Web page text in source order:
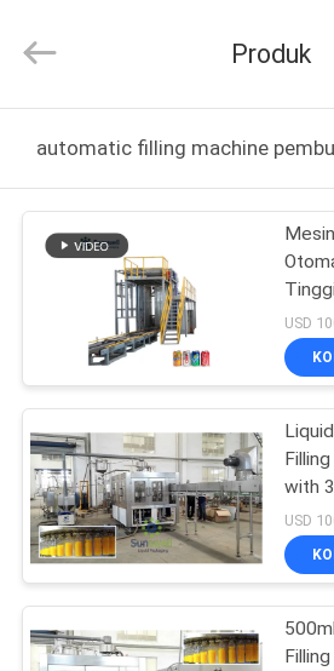
PRODUK
TENTANG
KAMI
TUR
PABRIK
KONTROL
KUALITAS
Reserved.
Produk
automatic filling machine
USD
with
USD